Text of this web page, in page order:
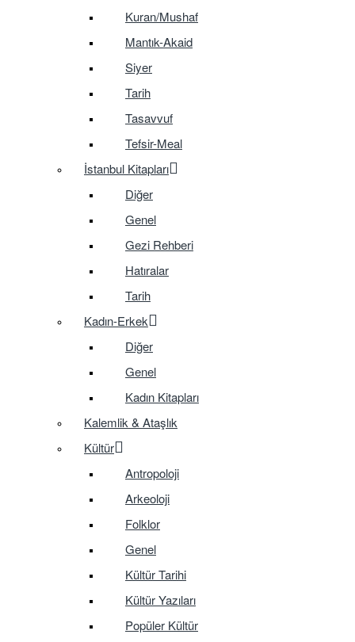
Kuran/Mushaf
Mantık-Akaid
Siyer
Tarih
Tasavvuf
Tefsir-Meal
İstanbul Kitapları
Diğer
Genel
Gezi Rehberi
Hatıralar
Tarih
Kadın-Erkek
Diğer
Genel
Kadın Kitapları
Kalemlik & Ataşlık
Kültür
Antropoloji
Arkeoloji
Folklor
Genel
Kültür Tarihi
Kültür Yazıları
Popüler Kültür